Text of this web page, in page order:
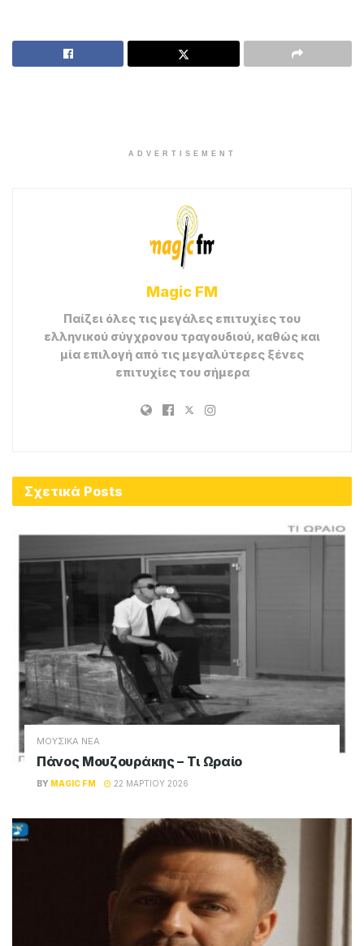
ADVERTISEMENT
Magic FM
Παίζει όλες τις μεγάλες επιτυχίες του
ελληνικού σύγχρονου τραγουδιού, καθώς και
μία επιλογή από τις μεγαλύτερες ξένες
επιτυχίες του σήμερα
Σχετικά Posts
ΜΟΥΣΙΚΑ ΝΕΑ
Πάνος Μουζουράκης – Τι Ωραίο
BY MAGIC FM 22 ΜΑΡΤΊΟΥ 2026